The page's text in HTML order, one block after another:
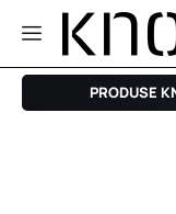
PRODUSE